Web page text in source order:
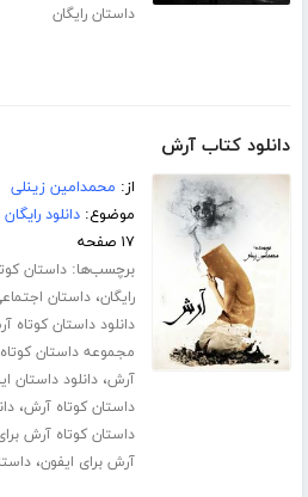
داستان رایگان
دانلود کتاب آرش
از: محمدامین زینلی
موضوع:دانلود
۱۷ صفحه
برچسب‌ها:داستان
رایگان،داستان
دانلود داستان
مجموعه داستان
آرش،دانلود داستان
داستان کوتاه آرش،
داستان کوتاه آرش
آرش برای ایفون،